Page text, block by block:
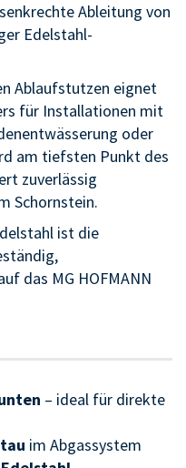
Ableitung von
Edelstahl-
Ablaufstutzen eignet
für Installationen mit
oder
am tiefsten Punkt des
zuverlässig
Schornstein.
ist die
das MG HOFMANN
– ideal für direkte
im Abgassystem